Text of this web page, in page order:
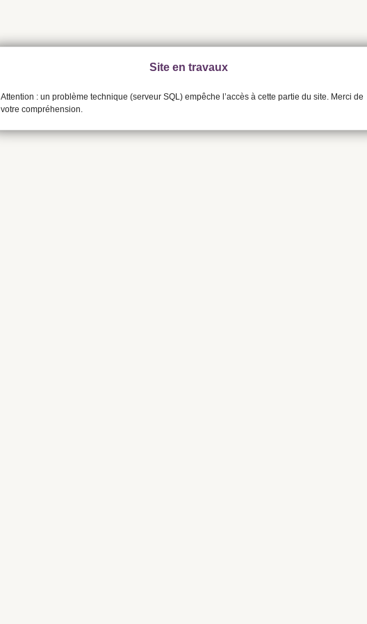
Site en travaux
Attention : un problème technique (serveur SQL) empêche l’accès à cette partie du site. Merci de
votre compréhension.